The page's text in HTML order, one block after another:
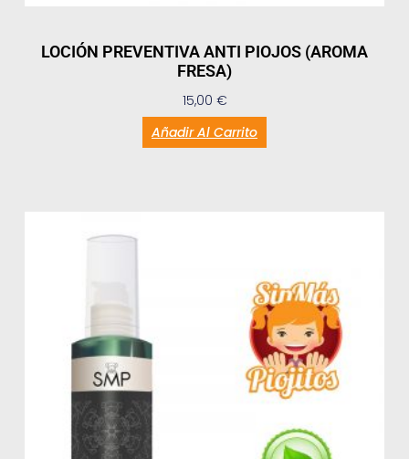
LOCIÓN PREVENTIVA ANTI PIOJOS (AROMA
FRESA)
15,00 €
Añadir Al Carrito